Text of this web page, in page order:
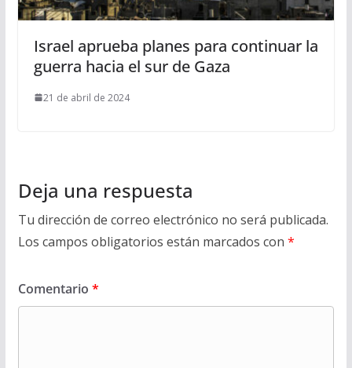
Israel aprueba planes para continuar la
guerra hacia el sur de Gaza
21 de abril de 2024
Deja una respuesta
Tu dirección de correo electrónico no será publicada.
Los campos obligatorios están marcados con *
Comentario *